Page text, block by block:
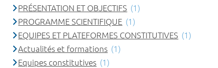
PRÉSENTATION ET OBJECTIFS (1)
PROGRAMME SCIENTIFIQUE (1)
EQUIPES ET PLATEFORMES CONSTITUTIVES (1)
Actualités et formations (1)
Equipes constitutives (1)